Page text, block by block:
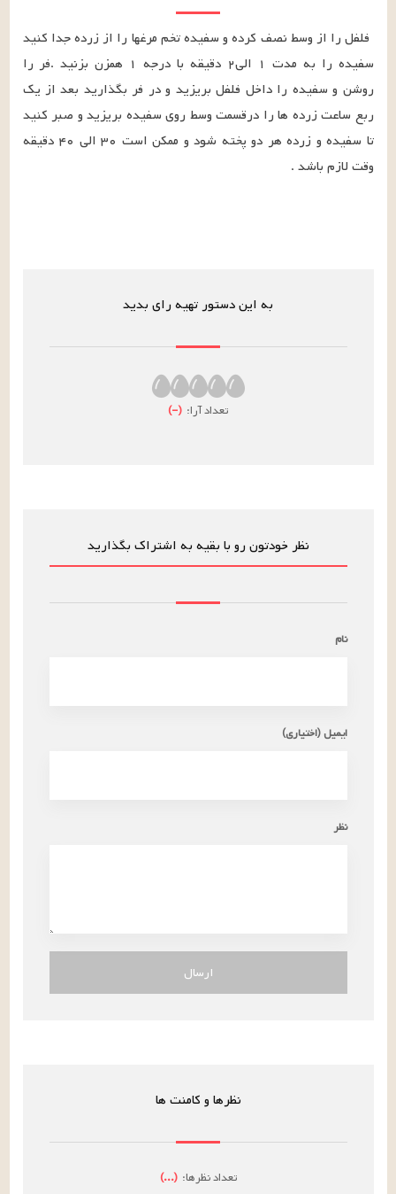
وقت لازم باشد .
به این دستور تهیه رای بدید
تعداد آرا: (
–
)
نظر خودتون رو با بقیه به اشتراک بگذارید
نام
ایمیل (اختیاری)
نظر
ارسال
نظرها و کامنت ها
تعداد نظرها: (
...
)